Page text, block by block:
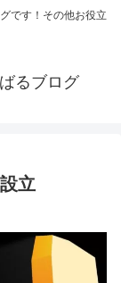
です！その他お役立
るブログ
立